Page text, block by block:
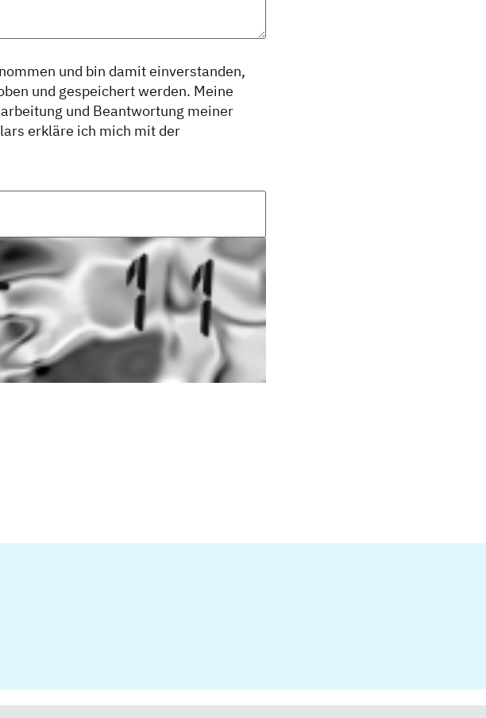
und bin damit einverstanden,
und gespeichert werden. Meine
und Beantwortung meiner
erkläre ich mich mit der